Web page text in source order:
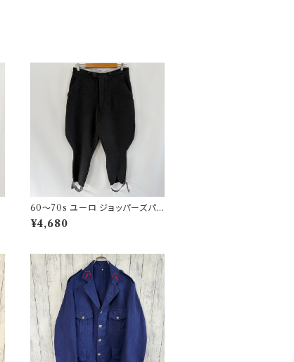
60〜70s ユーロ ジョッパーズパン
ツ ウールパンツ ヴィンテージ 5
¥4,680